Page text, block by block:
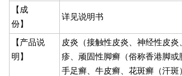
【成
份】
详见说明书
【产品说
明】
皮炎（接触性皮炎、神经性皮
疹、顽固性脚癣（俗称香港脚或
手足癣、牛皮癣、花斑癣（汗